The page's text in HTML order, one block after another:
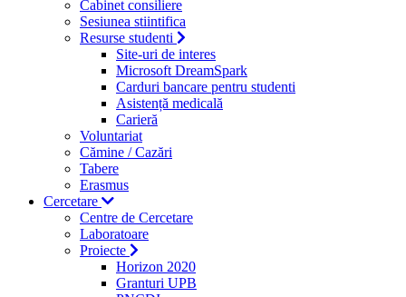
Cabinet consiliere
Sesiunea stiintifica
Resurse studenti
Site-uri de interes
Microsoft DreamSpark
Carduri bancare pentru studenti
Asistență medicală
Carieră
Voluntariat
Cămine / Cazări
Tabere
Erasmus
Cercetare
Centre de Cercetare
Laboratoare
Proiecte
Horizon 2020
Granturi UPB